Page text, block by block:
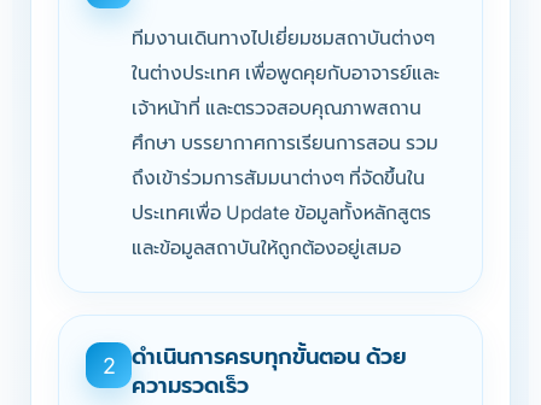
ทีมงานเดินทางไปเยี่ยมชมสถาบันต่างๆ
ในต่างประเทศ เพื่อพูดคุยกับอาจารย์และ
เจ้าหน้าที่ และตรวจสอบคุณภาพสถาน
ศึกษา บรรยากาศการเรียนการสอน รวม
ถึงเข้าร่วมการสัมมนาต่างๆ ที่จัดขึ้นใน
ประเทศเพื่อ Update ข้อมูลทั้งหลักสูตร
และข้อมูลสถาบันให้ถูกต้องอยู่เสมอ
2
ดำเนินการครบทุกขั้นตอน ด้วย
ความรวดเร็ว